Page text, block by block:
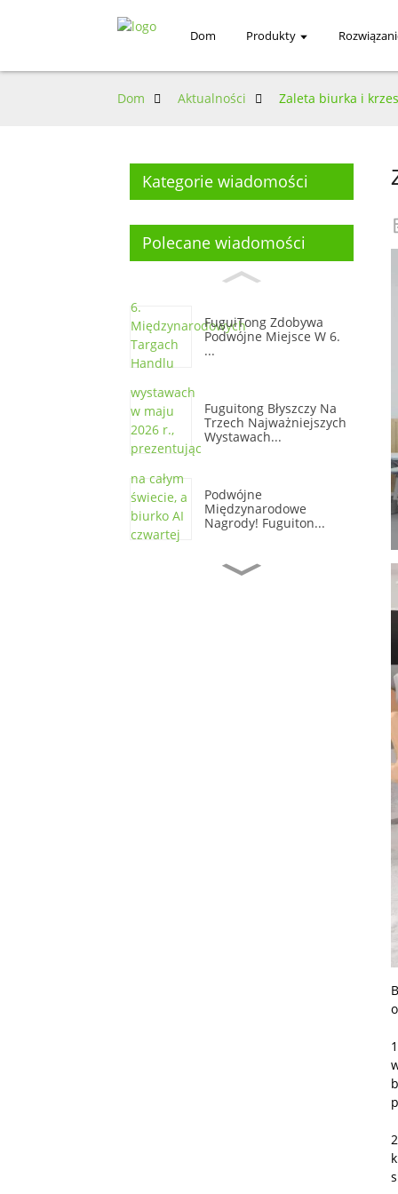
Dom Produkty
Dom Aktualności Zaleta biurka i
Kategorie wiadomości
Polecane wiadomości
FuguiTong Zdobywa
Podwójne Miejsce W 6.
...
Fuguitong Błyszczy Na
Trzech Najważniejszych
Wystawach...
Podwójne
Międzynarodowe
Nagrody! Fuguiton...